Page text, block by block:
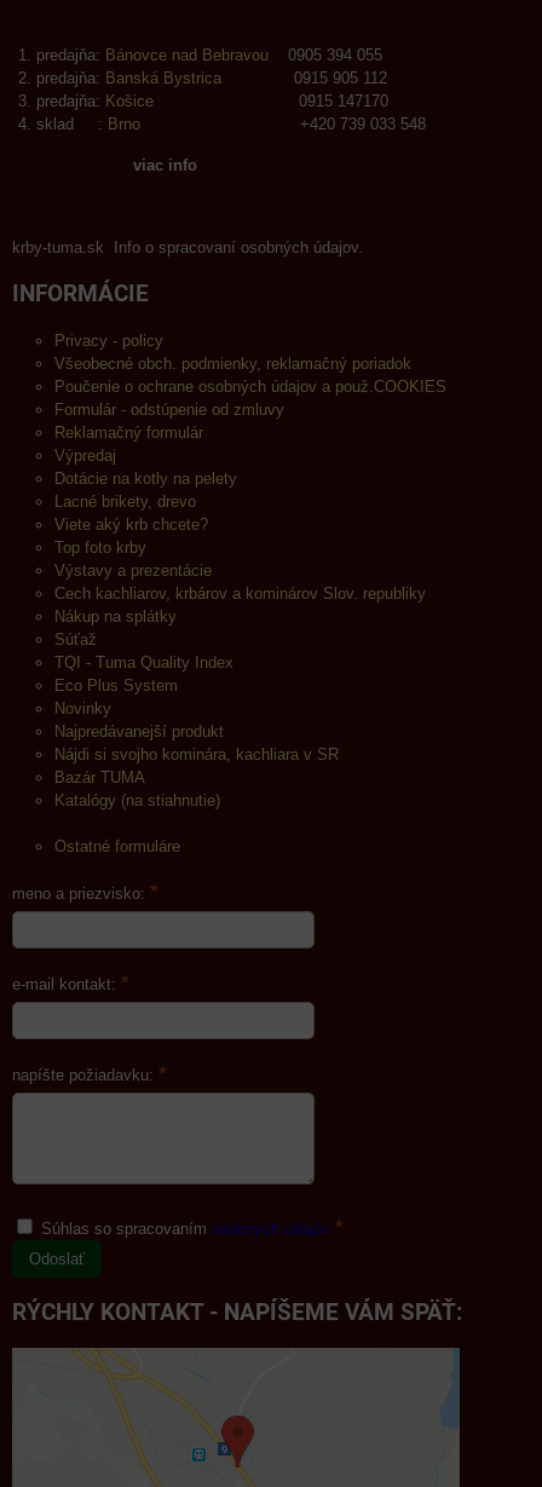
predajňa: Bánovce nad Bebravou 0905 394 055
predajňa: Banská Bystrica 0915 905 112
predajňa: Košice 0915 147170
sklad : Brno +420 739 033 548
viac info
krby-tuma.sk Info o spracovaní osobných údajov.
INFORMÁCIE
Privacy - policy
Všeobecné obch. podmienky, reklamačný poriadok
Poučenie o ochrane osobných údajov a použ.COOKIES
Formulár - odstúpenie od zmluvy
Reklamačný formulár
Výpredaj
Dotácie na kotly na pelety
Lacné brikety, drevo
Viete aký krb chcete?
Top foto krby
Výstavy a prezentácie
Cech kachliarov, krbárov a kominárov Slov. republiky
Nákup na splátky
Súťaž
TQI - Tuma Quality Index
Eco Plus System
Novinky
Najpredávanejší produkt
Nájdi si svojho kominára, kachliara v SR
Bazár TUMA
Katalógy (na stiahnutie)
Ostatné formuláre
meno a priezvisko: *
e-mail kontakt: *
napíšte požiadavku: *
Súhlas so spracovaním osobných údajov *
Odoslať
RÝCHLY KONTAKT - NAPÍŠEME VÁM SPÄŤ: